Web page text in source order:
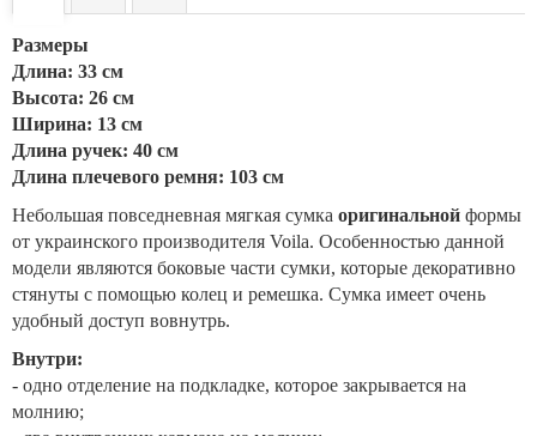
Размеры
Длина: 33 см
Высота: 26 см
Ширина: 13 см
Длина ручек: 40 см
Длина плечевого ремня: 103 см
Небольшая повседневная мягкая сумка оригинальной формы
от украинского производителя Voila. Особенностью данной
модели являются боковые части сумки, которые декоративно
стянуты с помощью колец и ремешка. Сумка имеет очень
удобный доступ вовнутрь.
Внутри:
- одно отделение на подкладке, которое закрывается на
молнию;